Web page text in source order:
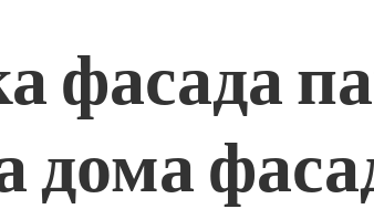
фасада
дома